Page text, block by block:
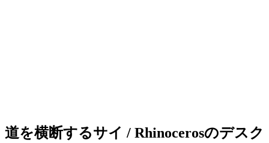
道を横断するサイ / Rhinocerosのデスク